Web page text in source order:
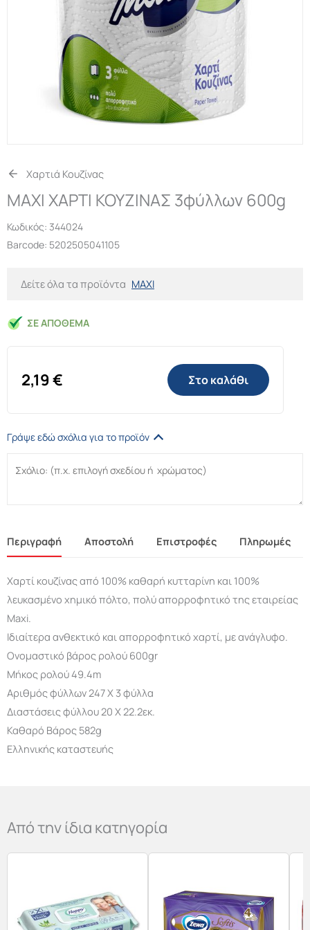
Χαρτιά Κουζίνας
MAXI ΧΑΡΤΙ ΚΟΥΖΙΝΑΣ 3φύλλων 600g
Κωδικός: 344024
Barcode: 5202505041105
Δείτε όλα τα προϊόντα MAXI
ΣΕ ΑΠΌΘΕΜΑ
2,19 € Στο καλάθι
Γράψε εδώ σχόλια για το προϊόν
Περιγραφή Αποστολή Επιστροφές Πληρωμές
Χαρτί κουζίνας από 100% καθαρή κυτταρίνη και 100%
λευκασμένο χημικό πόλτο, πολύ απορροφητικό της εταιρείας
Maxi.
Ιδιαίτερα ανθεκτικό και απορροφητικό χαρτί, με ανάγλυφο.
Ονομαστικό βάρος ρολού 600gr
Μήκος ρολού 49.4m
Αριθμός φύλλων 247 Χ 3 φύλλα
Διαστάσεις φύλλου 20 Χ 22.2εκ.
Καθαρό Βάρος 582g
Ελληνικής καταστευής
Από την ίδια κατηγορία